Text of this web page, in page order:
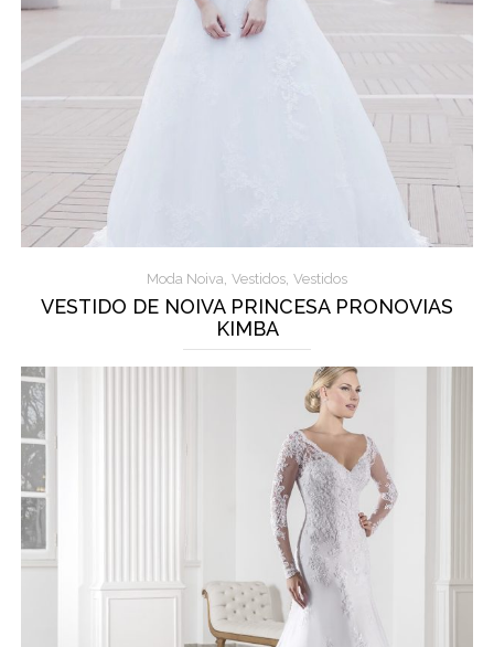
Moda Noiva, Vestidos, Vestidos
VESTIDO DE NOIVA PRINCESA PRONOVIAS
KIMBA